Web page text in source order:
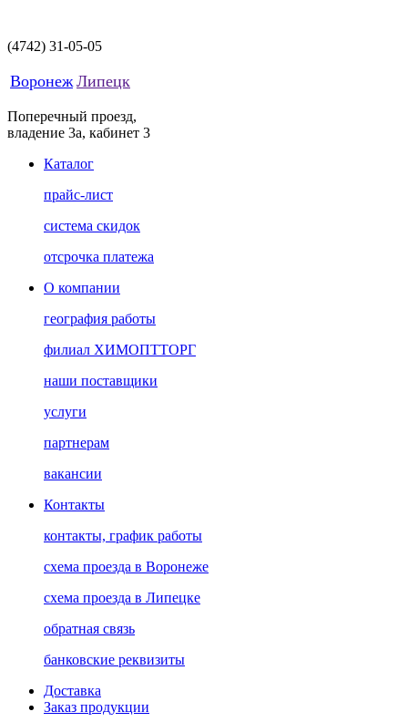
(4742) 31-05-05
Воронеж Липецк
Поперечный проезд,
владение 3а, кабинет 3
Каталог
прайс-лист
система скидок
отсрочка платежа
О компании
география работы
филиал ХИМОПТТОРГ
наши поставщики
услуги
партнерам
вакансии
Контакты
контакты, график работы
схема проезда в Воронеже
схема проезда в Липецке
обратная связь
банковские реквизиты
Доставка
Заказ продукции